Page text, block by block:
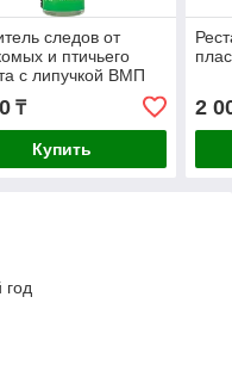
следов от
и птичьего
с липучкой ВМП
₸
Купить
2
год